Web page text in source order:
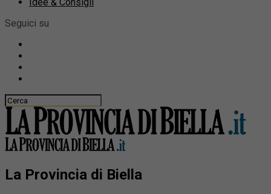
Seguici su
La Provincia di Biella